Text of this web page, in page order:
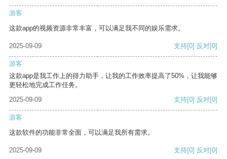
游客
这款app的视频资源非常丰富，可以满足我不同的娱乐需求。
2025-09-09 支持[0] 反对[0]
游客
这款app是我工作上的得力助手，让我的工作效率提高了50%，让我能够
更轻松地完成工作任务。
2025-09-09
支持[0] 反对[0]
游客
这款软件的功能非常全面，可以满足我所有需求。
2025-09-09 支持[0] 反对[0]